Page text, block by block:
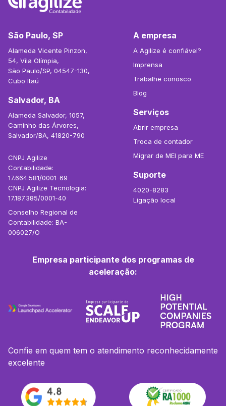
São Paulo, SP
Alameda Vicente Pinzon,
54, Vila Olímpia,
São Paulo/SP, 04547-130,
Cubo Itaú
Salvador, BA
Alameda Salvador, 1057,
Caminho das Árvores,
Salvador/BA, 41820-790
CNPJ Agilize
Contabilidade:
17.664.581/0001-69
CNPJ Agilize Tecnologia:
17.187.385/0001-40
Conselho Regional de
Contabilidade: BA-
006027/O
A empresa
A Agilize é confiável?
Imprensa
Trabalhe conosco
Blog
Serviços
Abrir empresa
Troca de contador
Migrar de MEI para ME
Suporte
4020-8283
Ligação local
Empresa participante dos programas de
aceleração:
Confie em quem tem o atendimento reconhecidamente
excelente